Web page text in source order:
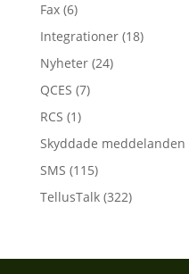
Fax(6)
Integrationer(18)
Nyheter(24)
QCES (7)
RCS (1)
Skyddade meddelanden
SMS (115)
TellusTalk(322)